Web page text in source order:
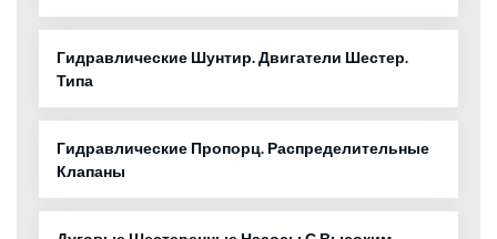
Гидравлические Шунтир. Двигатели Шестер.
Типа
Гидравлические Пропорц. Распределительные
Клапаны